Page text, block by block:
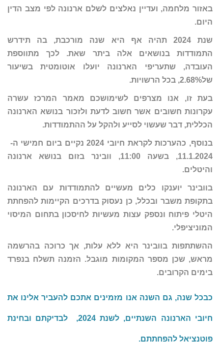
באזור מלחמה, ועדיין נאלצים לשלם ארנונה לפי מצב הדין
היום.
שנת 2024 תהיה אף היא שנה מורכבת, בה תידרש
התמודדות בנושאים אלה ביתר שאת. לכך מתווספת
העובדה, שתעריפי הארנונה יועלו אוטומטית בשיעור
של2.68%, בכל הרשויות.
בעת זו, אנו מצרפים לשימושכם מאמר המרכז עשרה
עקרונות חשובים אשר חשוב לדעת ולזכור בנושא הארנונה
הכללית, דבר שעשוי לסייע ולהקל על ההתמודדות.
בנוסף, כהערכות לקראת חיובי 2024 נקיים ביום חמישי ה-
11.1.2024, בשעה 11:00, וובינר בזום בנושא ארנונה
והיטלים.
בוובינר יוענקו כלים מעשיים להתמודדות עם הארנונה
בתקופת משבר ובכלל, כן נעסוק בדרכים הקיימות להפחתת
היטלי פיתוח ונספק עצות מעשיות לחיסכון בתחום המיסוי
המוניציפלי.
ההשתתפות בוובינר היא ללא עלות, אך כרוכה בהרשמה
מראש, שכן מספר המקומות מוגבל. הזמנה תשלח בנפרד
בימים הקרובים.
כבכל שנה, גם השנה אנו מזמינים אתכם להעביר אלינו את
חיובי הארנונה השנתיים, לשנת 2024, לבדיקתם ובחינת
פוטנציאל להפחתתם.